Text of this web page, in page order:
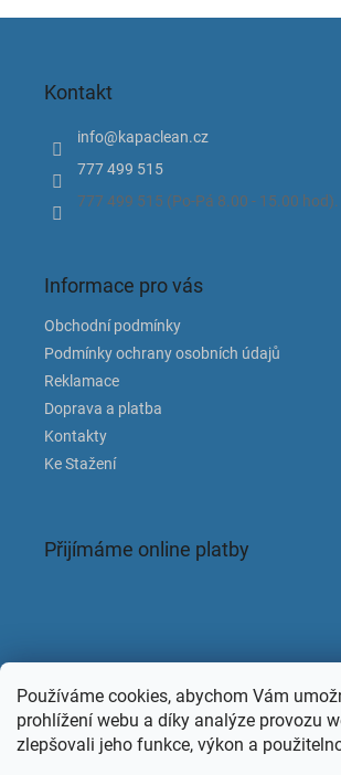
Používáme cookies, abychom Vám
prohlížení webu a díky analýze provozu
zlepšovali jeho funkce, výkon a
Kontakt
info@kapaclean.cz
777 499 515
777 499 515 (Po-Pá 8.00 - 15.00 hod).
Informace pro vás
Obchodní podmínky
Podmínky ochrany osobních údajů
Reklamace
Doprava a platba
Kontakty
Ke Stažení
Přijímáme online platby
Facebook